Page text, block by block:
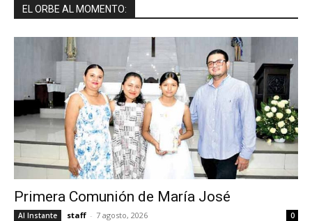
EL ORBE AL MOMENTO:
Primera Comunión de María José
Al Instante staff - 7 agosto, 2026 0